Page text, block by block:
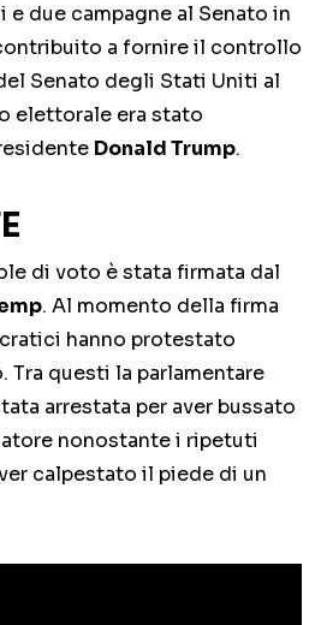
due campagne al Senato in
a fornire il controllo
Senato degli Stati Uniti al
elettorale era stato
Donald Trump.
di voto è stata firmata dal
. Al momento della firma
hanno protestato
Tra questi la parlamentare
arrestata per aver bussato
nonostante i ripetuti
calpestato il piede di un